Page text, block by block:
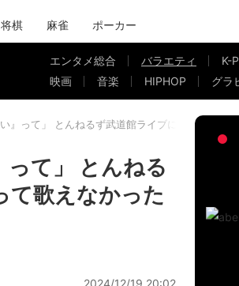
将棋 麻雀 ポーカー
エンタメ総合 バラエティ K-
映画
音楽 HIPHOP グラ
』って」 とんねるず武道館ライブに参加した伊
て」 とんねる
て歌えなかった
2024/12/19 20:02